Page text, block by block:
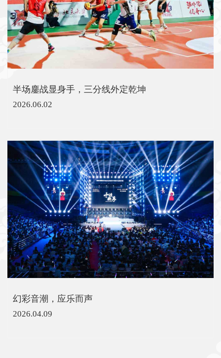
半场鏖战显身手，三分线外定乾坤
2026.06.02
幻彩音潮，应乐而声
2026.04.09